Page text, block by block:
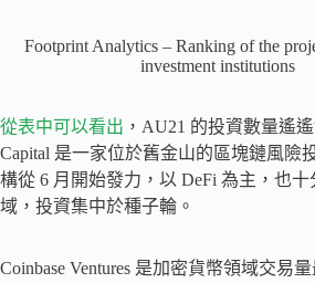
Footprint Analytics – Ranking of the
investment institutions
從表中可以看出 ，AU21 的投資數量遙
Capital 是一家位於舊金山的區塊鏈風險
構從 6 月開始發力，以 DeFi 為主，也十
域，投資集中於種子輪。
Coinbase Ventures 是加密貨幣領域交易